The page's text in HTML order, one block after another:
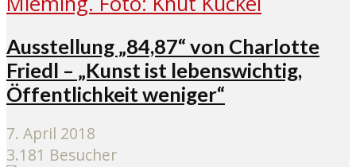
Ausstellung „84,87“ von Charlotte
Friedl – „Kunst ist lebenswichtig,
Öffentlichkeit weniger“
7. April 2018
3.181 Besucher